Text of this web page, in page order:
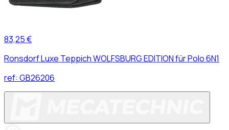
83,25 €
Ronsdorf Luxe Teppich WOLFSBURG EDITION für Polo 6N1
ref: GB26206